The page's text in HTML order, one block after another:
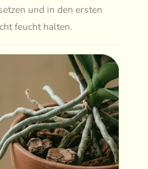
und in den ersten
feucht halten.